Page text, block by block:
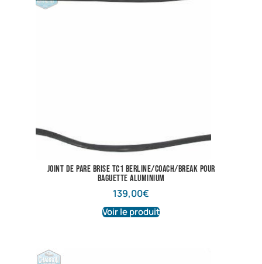
joint de pare brise TC1 berline/coach/break pour
baguette aluminium
139,00€
Voir le produit